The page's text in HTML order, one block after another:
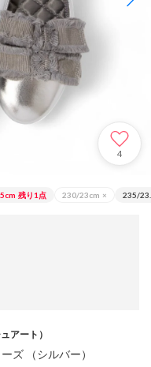
4
残り1点 230/23cm × 235/
アート）
ズ （シルバー）